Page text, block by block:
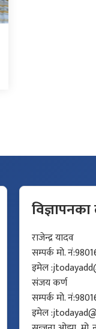
राजेन्द्र यादव
सम्पर्क मो.
इमेल :
संजय कर्ण
सम्पर्क मो.
इमेल :